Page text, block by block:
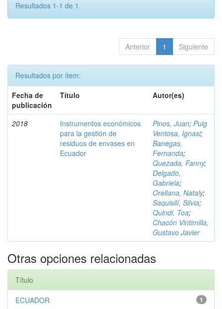
Resultados 1-1 de 1.
Anterior 1 Siguiente
Resultados por ítem:
Fecha de
publicación
Título Autor(es)
2018
Instrumentos económicos
para la gestión de
residuos de envases en
Ecuador
Pinos, Juan; Puig
Ventosa, Ignasi;
Banegas,
Fernanda;
Quezada, Fanny;
Delgado,
Gabriela;
Orellana, Nataly;
Saquisilí, Silvia;
Quindi, Toa;
Chacón Vintimilla,
Gustavo Javier
Otras opciones relacionadas
Título
1
ECUADOR